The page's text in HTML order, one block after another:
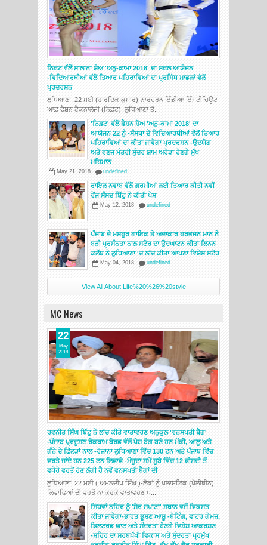
ਨਿਫ਼ਟ ਵੱਲੋਂ ਸਾਲਾਨਾ ਸ਼ੋਅ 'ਅਨੁ-ਕਾਮਾ 2018' ਦਾ ਸਫ਼ਲ ਆਯੋਜਨ
-ਵਿਦਿਆਰਥੀਆਂ ਵੱਲੋਂ ਤਿਆਰ ਪਹਿਰਾਵਿਆਂ ਦਾ ਪ੍ਰਸਿੱਧ ਮਾਡਲਾਂ ਵੱਲੋਂ
ਪ੍ਰਦਰਸ਼ਨ
ਲੁਧਿਆਣਾ, 22 ਮਈ (ਹਾਰਦਿਕ ਕੁਮਾਰ)-ਨਾਰਦਰਨ ਇੰਡੀਆ ਇੰਸਟੀਚਿਊਟ
ਆਫ਼ ਫੈਸ਼ਨ ਟੈਕਨਾਲੋਜੀ (ਨਿਫ਼ਟ), ਲੁਧਿਆਣਾ ਤੋ...
'ਨਿਫ਼ਟ' ਵੱਲੋਂ ਫੈਸ਼ਨ ਸ਼ੋਅ 'ਅਨੁ-ਕਾਮਾ 2018' ਦਾ
ਆਯੋਜਨ 22 ਨੂੰ -ਸੰਸਥਾ ਦੇ ਵਿਦਿਆਰਥੀਆਂ ਵੱਲੋਂ ਤਿਆਰ
ਪਹਿਰਾਵਿਆਂ ਦਾ ਕੀਤਾ ਜਾਵੇਗਾ ਪ੍ਰਦਰਸ਼ਨ -ਉਦਯੋਗ
ਅਤੇ ਵਣਜ ਮੰਤਰੀ ਸੁੰਦਰ ਸ਼ਾਮ ਅਰੋੜਾ ਹੋਣਗੇ ਮੁੱਖ
ਮਹਿਮਾਨ
May 21, 2018 undefined
ਰਾਇਲ ਨਵਾਬ ਵੱਲੋਂ ਗਰਮੀਆਂ ਲਈ ਤਿਆਰ ਕੀਤੀ ਨਵੀਂ
ਰੇਂਜ ਸੰਸਦ ਬਿੱਟੂ ਨੇ ਕੀਤੀ ਪੇਸ਼
May 12, 2018 undefined
ਪੰਜਾਬ ਦੇ ਮਸ਼ਹੂਰ ਗਾਇਕ ਤੇ ਅਦਾਕਾਰ ਹਰਭਜਨ ਮਾਨ ਨੇ
ਬੜੀ ਪ੍ਰਸੰਨਤਾ ਨਾਲ ਸਟੋਰ ਦਾ ਉਦਘਾਟਨ ਕੀਤਾ ਲਿਨਨ
ਕਲੱਬ ਨੇ ਲੁਧਿਆਣਾ 'ਚ ਲਾਂਚ ਕੀਤਾ ਆਪਣਾ ਵਿਸ਼ੇਸ਼ ਸਟੋਰ
May 04, 2018 undefined
View All About Life%20%26%20style
MC News
ਰਵਨੀਤ ਸਿੰਘ ਬਿੱਟੂ ਨੇ ਲਾਂਚ ਕੀਤੇ ਵਾਤਾਵਰਣ ਅਨੁਕੂਲ 'ਵਨਸਪਤੀ ਬੈਗ'
-ਪੰਜਾਬ ਪ੍ਰਦੂਸ਼ਣ ਰੋਕਥਾਮ ਬੋਰਡ ਵੱਲੋਂ ਪੇਸ਼ ਬੈਗ ਬਣੇ ਹਨ ਮੱਕੀ, ਆਲੂ ਅਤੇ
ਗੰਨੇ ਦੇ ਛਿੱਲੜਾਂ ਨਾਲ -ਰੋਜ਼ਾਨਾ ਲੁਧਿਆਣਾ ਵਿੱਚ 130 ਟਨ ਅਤੇ ਪੰਜਾਬ ਵਿੱਚ
ਵਰਤੇ ਜਾਂਦੇ ਹਨ 225 ਟਨ ਲਿਫ਼ਾਫੇ -ਮੌਜੂਦਾ ਸਮੇਂ ਸੂਬੇ ਵਿੱਚ 12 ਫੀਸਦੀ ਤੋਂ
ਵਧੇਰੇ ਵਰਤੋਂ ਹੋਣ ਲੱਗੀ ਹੈ ਨਵੇਂ ਵਨਸਪਤੀ ਬੈਗਾਂ ਦੀ
22
May
2018
ਲੁਧਿਆਣਾ, 22 ਮਈ ( ਅਮਨਦੀਪ ਸਿੰਘ )-ਲੋਕਾਂ ਨੂੰ ਪਲਾਸਟਿਕ (ਪੋਲੀਥੀਨ)
ਲਿਫ਼ਾਫਿਆਂ ਦੀ ਵਰਤੋਂ ਨਾ ਕਰਕੇ ਵਾਤਾਵਰਣ ਪ...
ਸਿੱਧਵਾਂ ਨਹਿਰ ਨੂੰ 'ਸੈਰ ਸਪਾਟਾ' ਸਥਾਨ ਵਜੋਂ ਵਿਕਸਤ
ਕੀਤਾ ਜਾਵੇਗਾ-ਭਾਰਤ ਭੂਸ਼ਣ ਆਸ਼ੂ -ਬੋਟਿੰਗ, ਵਾਟਰ ਗੇਮਜ਼,
ਫ਼ਿਲਟਰਡ ਘਾਟ ਅਤੇ ਸੰਦਰਤਾ ਹੋਣਗੇ ਵਿਸ਼ੇਸ਼ ਆਕਰਸ਼ਣ
-ਸ਼ਹਿਰ ਦਾ ਸਰਬਪੱਖੀ ਵਿਕਾਸ ਅਤੇ ਸੁੰਦਰਤਾ ਪ੍ਰਮੁੱਖ